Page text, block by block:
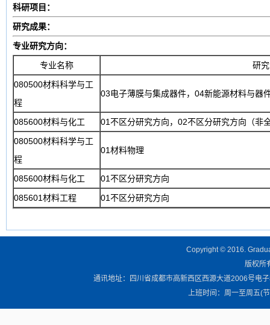
科研项目：
研究成果：
专业研究方向：
专业名称
研
080500材料科学与工
程
03电子薄膜与集成器件，04新能源材料与器
085600材料与化工
01不区分研究方向，02不区分研究方向（非
080500材料科学与工
程
01材料物理
085600材料与化工
01不区分研究方向
085601材料工程
01不区分研究方向
Copyright © 2016.
版权所
通讯地址：四川省成都市高新西区西源大道2006号电
上班时间：周一至周五(